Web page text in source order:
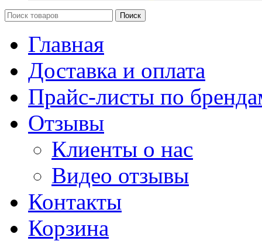
Поиск
Главная
Доставка и оплата
Прайс-листы по
Отзывы
Клиенты о нас
Видео отзывы
Контакты
Корзина